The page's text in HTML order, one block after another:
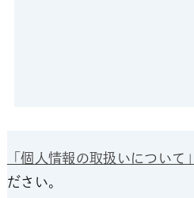
「個人情報の取扱いについて」
ださい。